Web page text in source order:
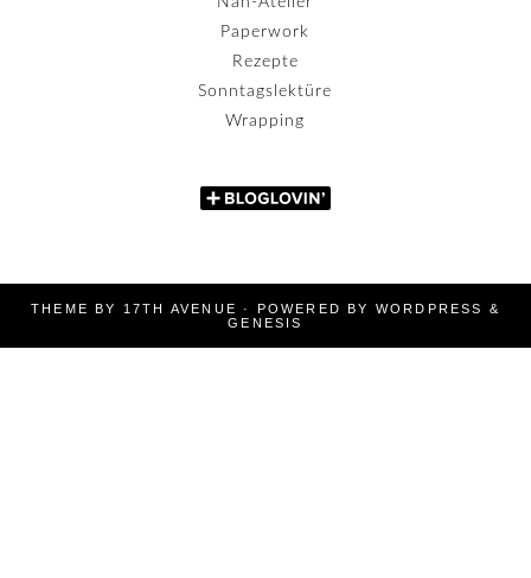
Paperwork
Rezepte
Sonntagslektüre
Wrapping
THEME BY 17TH AVENUE · POWERED BY WORDPRESS
&
GENESIS